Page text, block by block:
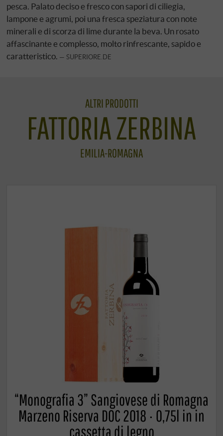
pesca. Palato deciso e fresco con sapori di ciliegia,
lampone e agrumi, poi una fresca speziatura con note
minerali e di scorza di lime durante la beva. Un rosato
affascinante e complesso, molto rinfrescante, sapido e
caratteristico.
SUPERIORE.DE
ALTRI PRODOTTI
FATTORIA ZERBINA
EMILIA-ROMAGNA
“Monografia 3” Sangiovese di Romagna
Marzeno Riserva DOC 2018 · 0,75l in in
cassetta di legno